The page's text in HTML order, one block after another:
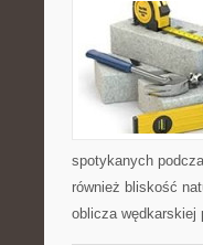
spotykanych
również bliskość
oblicza